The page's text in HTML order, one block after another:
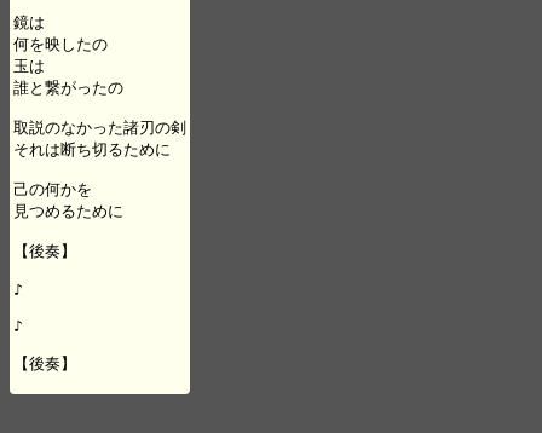
鏡は
何を映したの
玉は
誰と繋がったの
取説のなかった諸刃の剣
それは断ち切るために
己の何かを
見つめるために
【後奏】
♪
♪
【後奏】